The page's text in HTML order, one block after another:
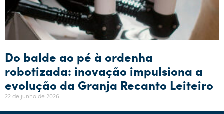
Do balde ao pé à ordenha
robotizada: inovação impulsiona a
evolução da Granja Recanto Leiteiro
22 de junho de 2026